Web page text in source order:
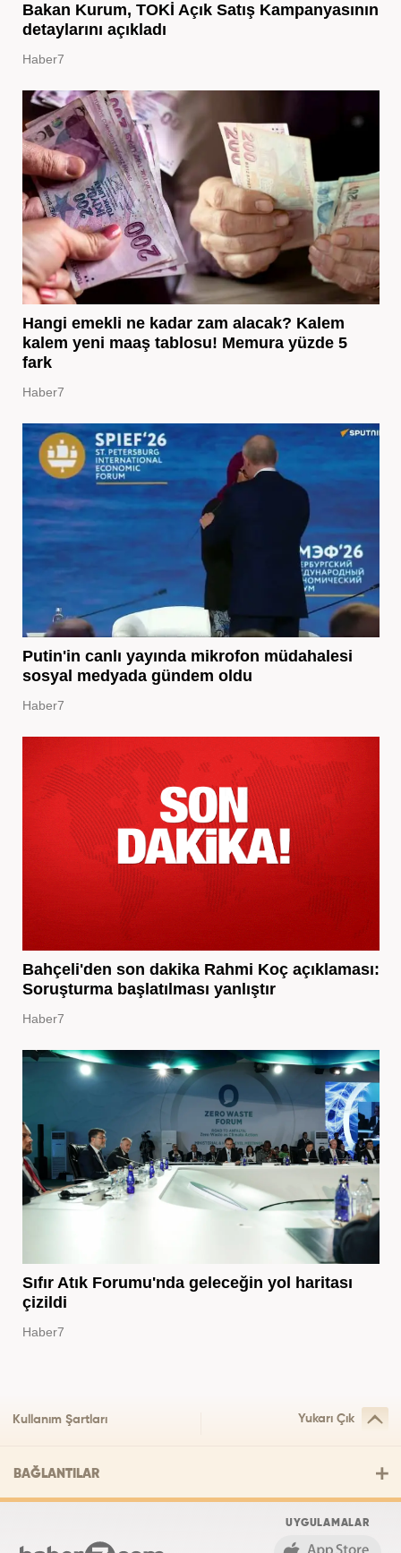
Bakan Kurum, TOKİ Açık Satış Kampanyasının
detaylarını açıkladı
Haber7
Hangi emekli ne kadar zam alacak? Kalem
kalem yeni maaş tablosu! Memura yüzde 5
fark
Haber7
Putin'in canlı yayında mikrofon müdahalesi
sosyal medyada gündem oldu
Haber7
Bahçeli'den son dakika Rahmi Koç açıklaması:
Soruşturma başlatılması yanlıştır
Haber7
Sıfır Atık Forumu'nda geleceğin yol haritası
çizildi
Haber7
Kullanım Şartları Yukarı Çık
BAĞLANTILAR
UYGULAMALAR